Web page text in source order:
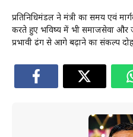
प्रतिनिधिमंडल ने मंत्री का समय एवं
करते हुए भविष्य में भी समाजसेवा और
प्रभावी ढंग से आगे बढ़ाने का संकल्प